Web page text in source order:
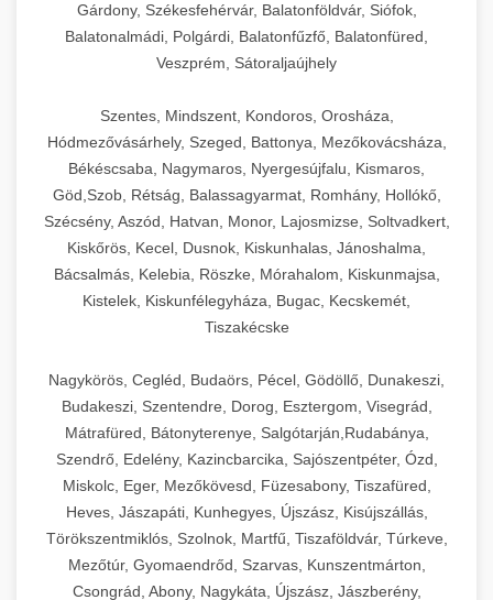
Gárdony, Székesfehérvár, Balatonföldvár, Siófok,
Balatonalmádi, Polgárdi, Balatonfűzfő, Balatonfüred,
Veszprém, Sátoraljaújhely
Szentes, Mindszent, Kondoros, Orosháza,
Hódmezővásárhely, Szeged, Battonya, Mezőkovácsháza,
Békéscsaba, Nagymaros, Nyergesújfalu, Kismaros,
Göd,Szob, Rétság, Balassagyarmat, Romhány, Hollókő,
Szécsény, Aszód, Hatvan, Monor, Lajosmizse, Soltvadkert,
Kiskőrös, Kecel, Dusnok, Kiskunhalas, Jánoshalma,
Bácsalmás, Kelebia, Röszke, Mórahalom, Kiskunmajsa,
Kistelek, Kiskunfélegyháza, Bugac, Kecskemét,
Tiszakécske
Nagykörös, Cegléd, Budaörs, Pécel, Gödöllő, Dunakeszi,
Budakeszi, Szentendre, Dorog, Esztergom, Visegrád,
Mátrafüred, Bátonyterenye, Salgótarján,Rudabánya,
Szendrő, Edelény, Kazincbarcika, Sajószentpéter, Ózd,
Miskolc, Eger, Mezőkövesd, Füzesabony, Tiszafüred,
Heves, Jászapáti, Kunhegyes, Újszász, Kisújszállás,
Törökszentmiklós, Szolnok, Martfű, Tiszaföldvár, Túrkeve,
Mezőtúr, Gyomaendrőd, Szarvas, Kunszentmárton,
Csongrád, Abony, Nagykáta, Újszász, Jászberény,